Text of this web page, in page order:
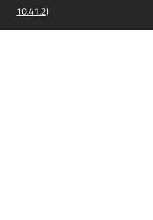
10.41.2)